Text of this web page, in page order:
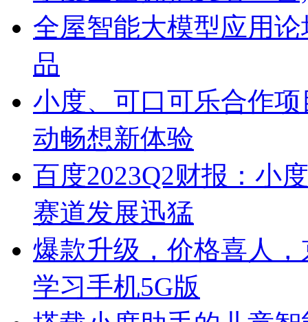
全屋智能大模型应用
品
小度、可口可乐合作
动畅想新体验
百度2023Q2财报：小
赛道发展迅猛
爆款升级，价格喜人
学习手机5G版